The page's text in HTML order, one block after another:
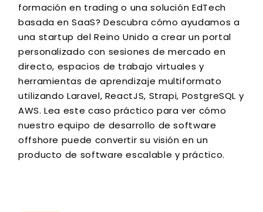
formación en trading o una solución EdTech
basada en SaaS? Descubra cómo ayudamos a
una startup del Reino Unido a crear un portal
personalizado con sesiones de mercado en
directo, espacios de trabajo virtuales y
herramientas de aprendizaje multiformato
utilizando Laravel, ReactJS, Strapi, PostgreSQL y
AWS. Lea este caso práctico para ver cómo
nuestro equipo de desarrollo de software
offshore puede convertir su visión en un
producto de software escalable y práctico.